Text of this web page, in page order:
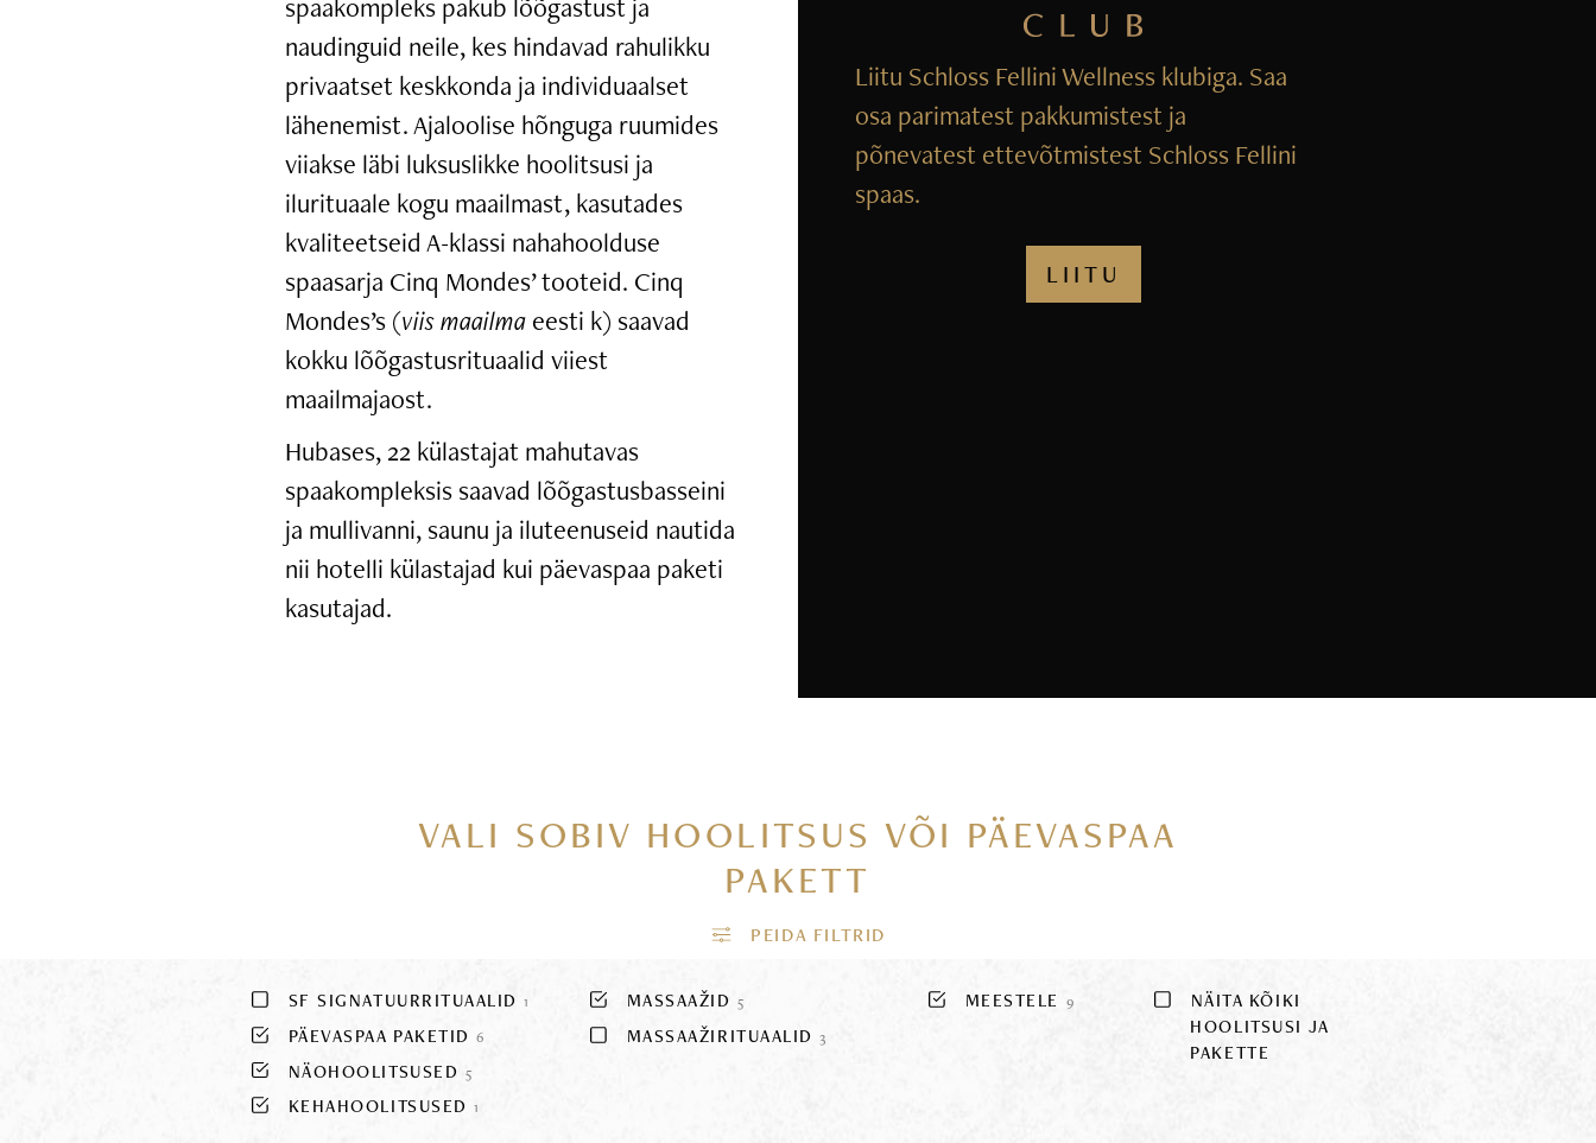
naudinguid neile, kes hindavad rahulikku
privaatset keskkonda ja individuaalset
lähenemist. Ajaloolise hõnguga ruumides
viiakse läbi luksuslikke hoolitsusi ja
ilurituaale kogu maailmast, kasutades
kvaliteetseid A-klassi nahahoolduse
spaasarja Cinq Mondes’ tooteid. Cinq
Mondes’s (viis maailma eesti k) saavad
kokku lõõgastusrituaalid viiest
maailmajaost.
Hubases, 22 külastajat mahutavas
spaakompleksis saavad lõõgastusbasseini
ja mullivanni, saunu ja iluteenuseid nautida
nii hotelli külastajad kui päevaspaa paketi
kasutajad.
Liitu Schloss Fellini Wellness klubiga. Saa
osa parimatest pakkumistest ja
põnevatest ettevõtmistest Schloss Fellini
spaas.
LIITU
VALI SOBIV HOOLITSUS VÕI PÄEVASPAA
PAKETT
SF SIGNATUURRITUAALID1
PÄEVASPAA PAKETID6
NÄOHOOLITSUSED 5
KEHAHOOLITSUSED1
MASSAAŽID5
MASSAAŽIRITUAALID3
MEESTELE 9
NÄITA KÕIKI
HOOLITSUSI JA
PAKETTE